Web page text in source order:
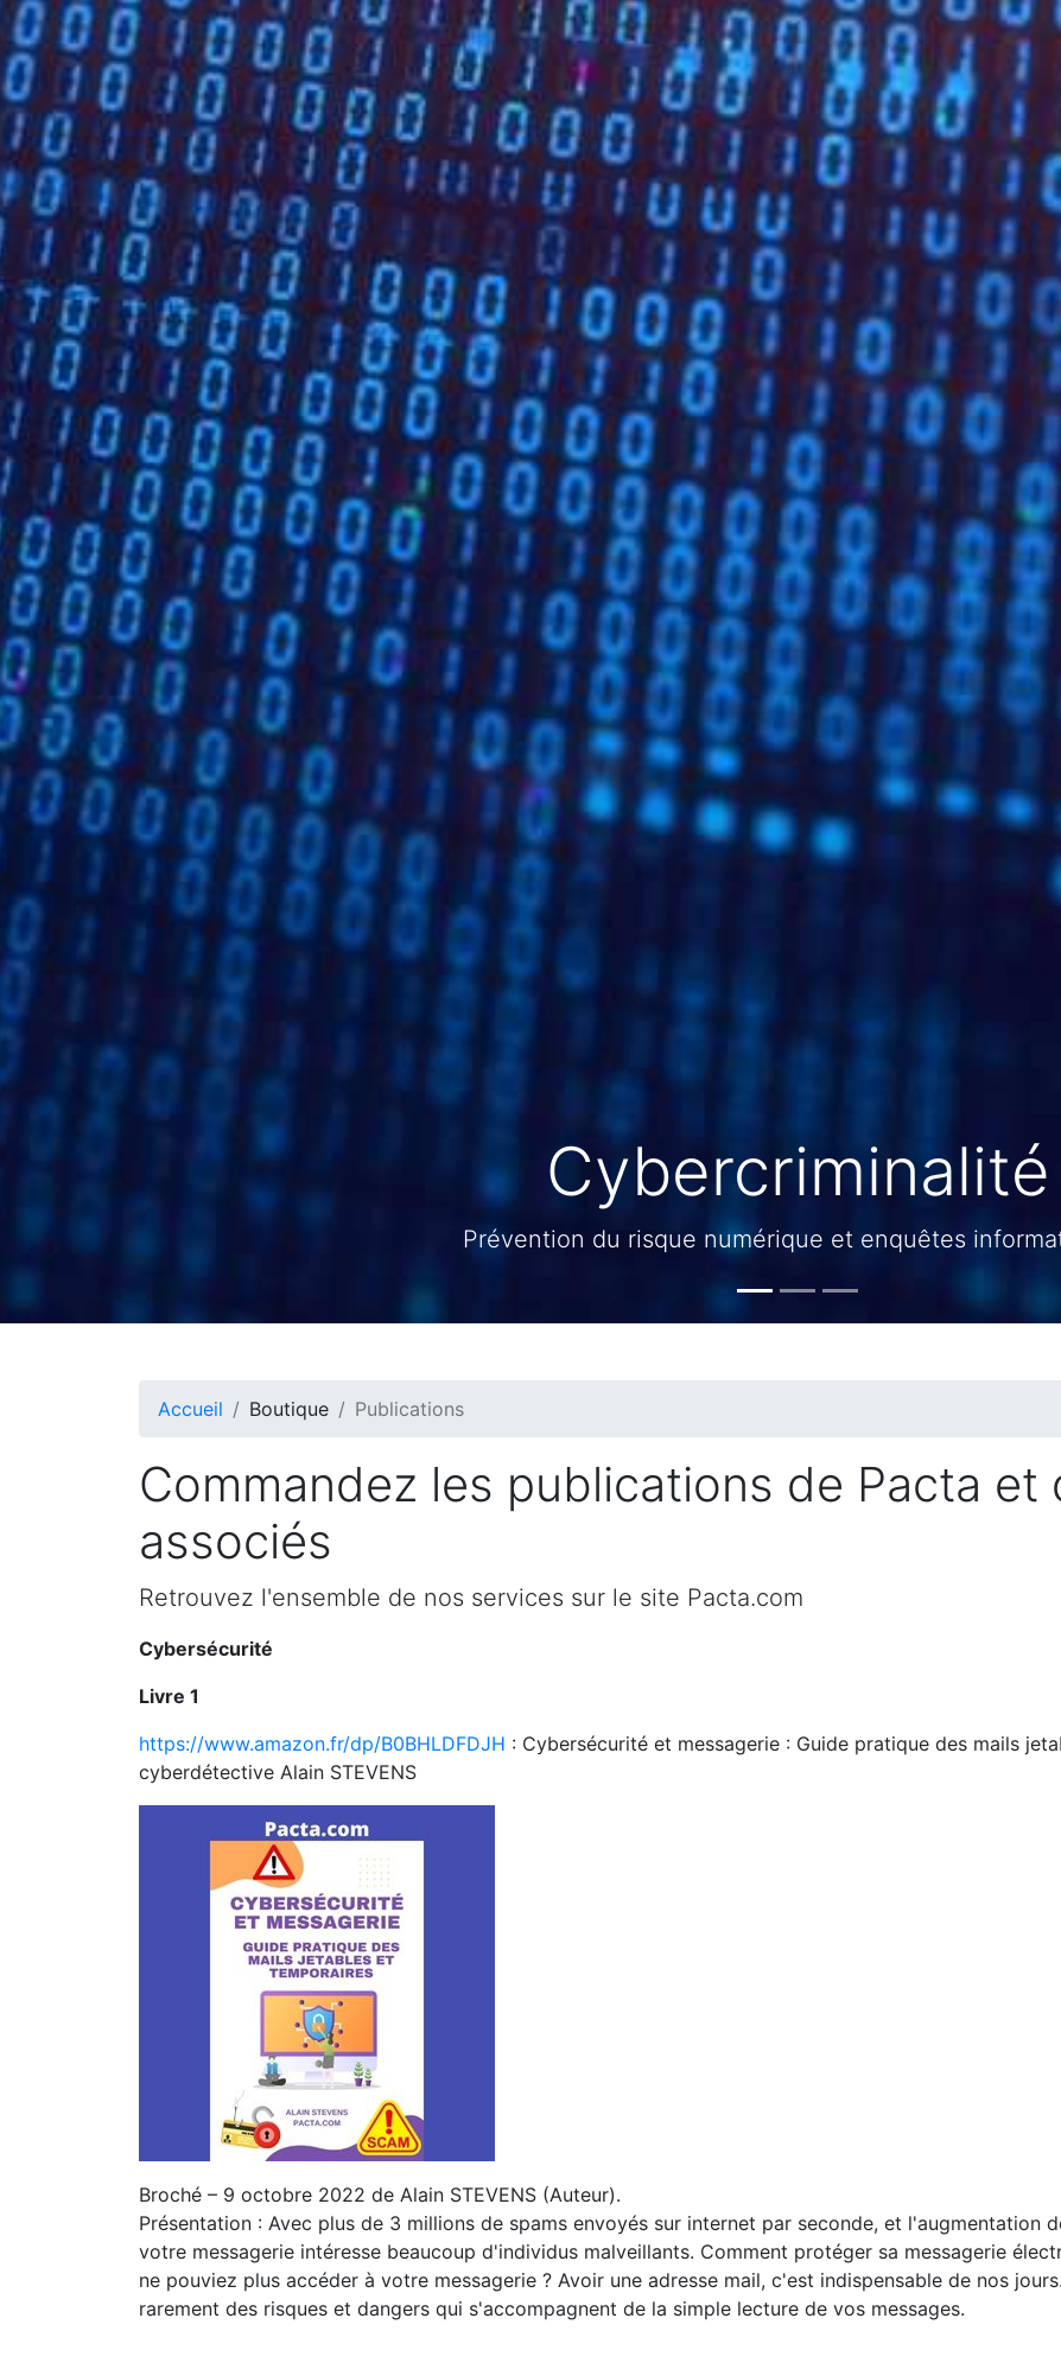
Investigation
Contactez des détectives privés expérimentés.
Accueil Boutique Publications
Commandez les publications de Pacta et
associés
Retrouvez l'ensemble de nos services sur le site Pacta.com
Cybersécurité
Livre 1
https://www.amazon.fr/dp/B0BHLDFDJH : Cybersécurité et messagerie : Guide pratique des mails
cyberdétective Alain STEVENS
Broché – 9 octobre 2022 de Alain STEVENS (Auteur).
Présentation : Avec plus de 3 millions de spams envoyés sur internet par seconde, et l'augmentation
votre messagerie intéresse beaucoup d'individus malveillants. Comment protéger sa messagerie
ne pouviez plus accéder à votre messagerie ? Avoir une adresse mail, c'est indispensable de nos
rarement des risques et dangers qui s'accompagnent de la simple lecture de vos messages.